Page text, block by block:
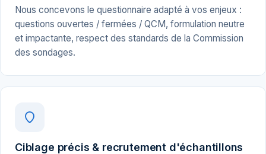
Nous concevons le questionnaire adapté à vos enjeux :
questions ouvertes / fermées / QCM, formulation neutre
et impactante, respect des standards de la Commission
des sondages.
Ciblage précis & recrutement d'échantillons